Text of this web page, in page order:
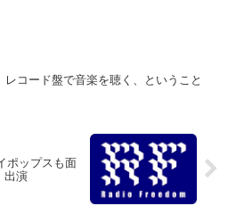
レコード盤で音楽を聴く、ということ
ポップスも面
出演